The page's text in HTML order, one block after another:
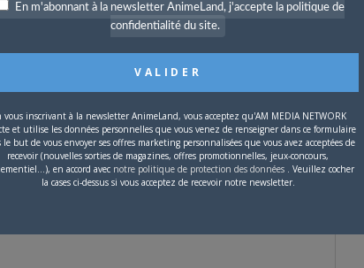
aucun article.
En m'abonnant à la newsletter AnimeLand, j'accepte la politique de
confidentialité du site.
vous inscrivant à la newsletter AnimeLand, vous acceptez qu'AM MEDIA NETWORK
et utilise les données personnelles que vous venez de renseigner dans ce formulaire
le but de vous envoyer ses offres marketing personnalisées que vous avez acceptées de
recevoir (nouvelles sorties de magazines, offres promotionnelles, jeux-concours,
en accord avec notre politique de protection des données . Veuillez cocher
la cases ci-dessus si vous acceptez de recevoir notre newsletter.